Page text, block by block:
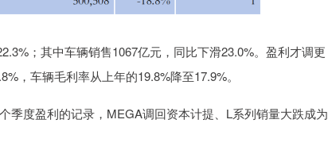
；其中车辆销售1067亿元，同比下滑23.0%。盈利才调更
，车辆毛利率从上年的19.8%降至17.9%。
季度盈利的记录，MEGA调回资本计提、L系列销量大跌成为